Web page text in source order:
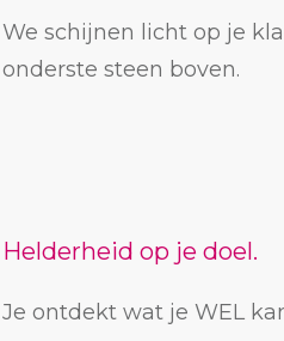
We schijnen licht op je
onderste steen boven.
Helderheid op je doel.
Je ontdekt wat je WEL